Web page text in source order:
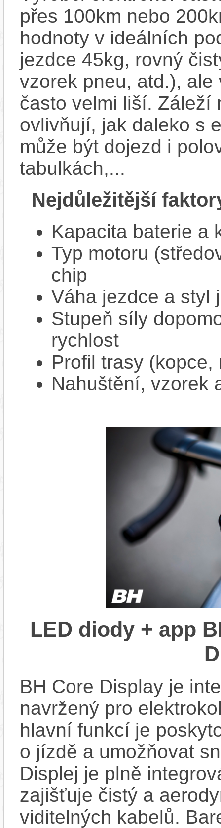
přes 100km nebo
hodnoty v ideálních
jezdce 45kg, rovný
vzorek pneu, atd.),
často velmi liší. Záleží
ovlivňují, jak daleko s
může být dojezd i
tabulkách,...
Nejdůležitější
Kapacita baterie a
Typ motoru
chip
Váha jezdce a styl
Stupeň síly
rychlost
Profil trasy
Nahuštění, vzorek
LED diody + app
BH Core Display je
navržený pro
hlavní funkcí je
o jízdě a umožňovat
Displej je plně
zajišťuje čistý a
viditelných kabelů.